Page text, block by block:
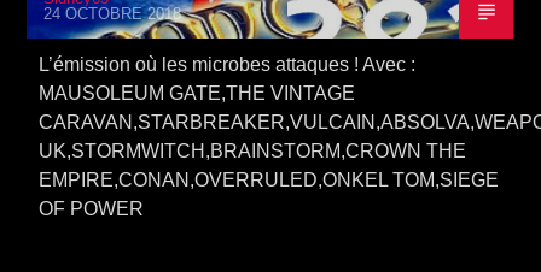
24 OCTOBRE 2018
L’émission où les microbes attaques ! Avec :
MAUSOLEUM GATE,THE VINTAGE
UK,STORMWITCH,BRAINSTORM,CROWN THE
EMPIRE,CONAN,OVERRULED,ONKEL TOM,SIEGE
OF POWER